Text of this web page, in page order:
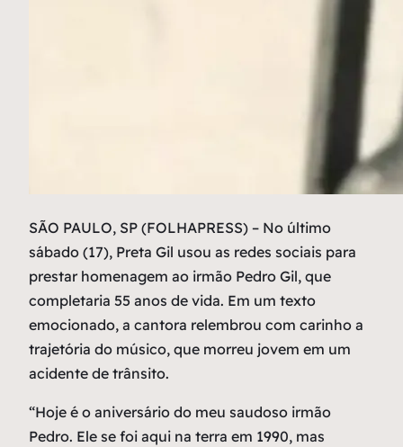
SÃO PAULO, SP (FOLHAPRESS) – No último
sábado (17), Preta Gil usou as redes sociais para
prestar homenagem ao irmão Pedro Gil, que
completaria 55 anos de vida. Em um texto
emocionado, a cantora relembrou com carinho a
trajetória do músico, que morreu jovem em um
acidente de trânsito.
“Hoje é o aniversário do meu saudoso irmão
Pedro. Ele se foi aqui na terra em 1990, mas